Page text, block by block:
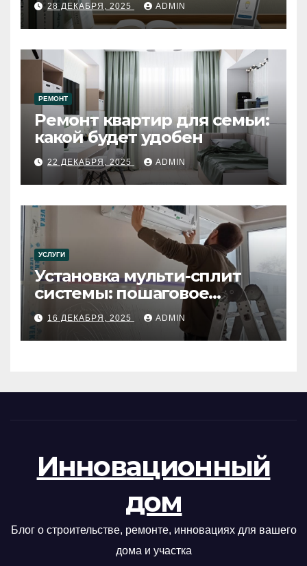
28 ДЕКАБРЯ, 2025 ADMIN
РЕМОНТ
Ремонт квартир для семьи:
какой будет удобен
22 ДЕКАБРЯ, 2025 ADMIN
УСЛУГИ
Установка мульти-сплит
системы: пошаговое
руководство
16 ДЕКАБРЯ, 2025 ADMIN
Инновационный
дом
Блог о строительстве, ремонте, инновациях для вашего
дома и участка